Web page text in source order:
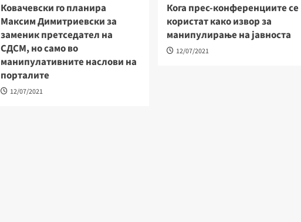
Ковачевски го планира
Максим Димитриевски за
заменик претседател на
СДСМ, но само во
манипулативните наслови на
порталите
12/07/2021
Кога прес-конференциите се
користат како извор за
манипулирање на јавноста
12/07/2021